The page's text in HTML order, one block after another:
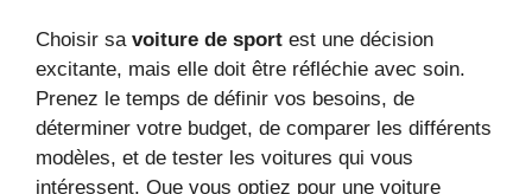
Choisir sa voiture de sport est une décision
excitante, mais elle doit être réfléchie avec soin.
Prenez le temps de définir vos besoins, de
déterminer votre budget, de comparer les différents
modèles, et de tester les voitures qui vous
intéressent. Que vous optiez pour une voiture